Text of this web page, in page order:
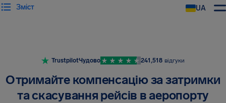
UA
Зміст
TrustpilotЧудово 241,518 відгуки
Отримайте компенсацію за затримки
та скасування рейсів в аеропорту